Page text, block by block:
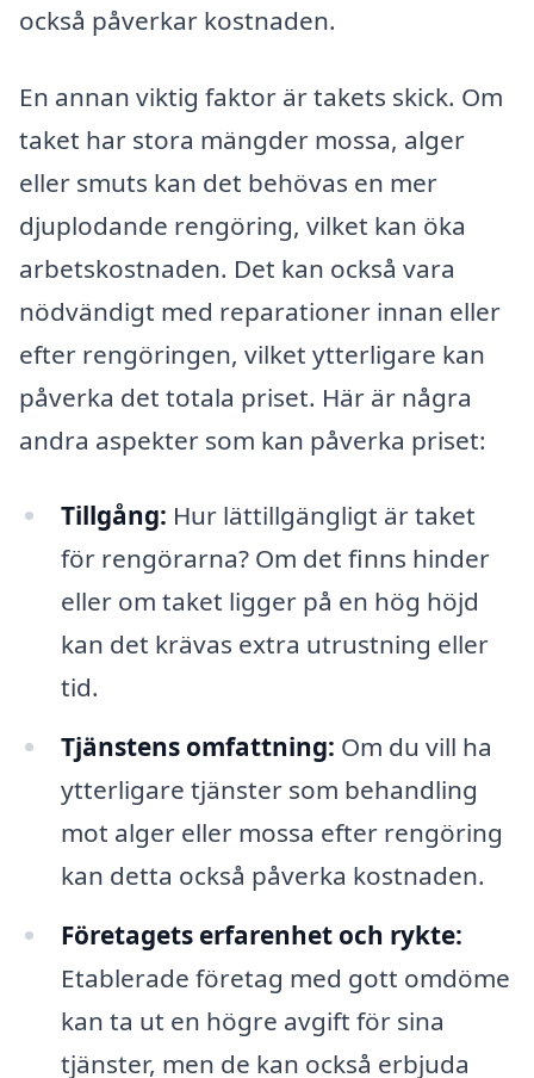
också påverkar kostnaden.
En annan viktig faktor är takets skick. Om
taket har stora mängder mossa, alger
eller smuts kan det behövas en mer
djuplodande rengöring, vilket kan öka
arbetskostnaden. Det kan också vara
nödvändigt med reparationer innan eller
efter rengöringen, vilket ytterligare kan
påverka det totala priset. Här är några
andra aspekter som kan påverka priset:
Tillgång: Hur lättillgängligt är taket
för rengörarna? Om det finns hinder
eller om taket ligger på en hög höjd
kan det krävas extra utrustning eller
tid.
Tjänstens omfattning: Om du vill ha
ytterligare tjänster som behandling
mot alger eller mossa efter rengöring
kan detta också påverka kostnaden.
Företagets erfarenhet och rykte:
Etablerade företag med gott omdöme
kan ta ut en högre avgift för sina
tjänster, men de kan också erbjuda